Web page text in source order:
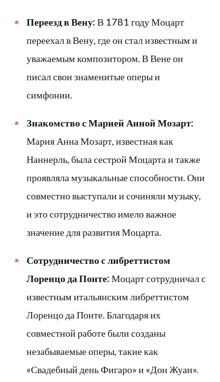
Переезд в Вену: В 1781 году Моцарт
переехал в Вену, где он стал известным и
уважаемым композитором. В Вене он
писал свои знаменитые оперы и
симфонии.
Знакомство с Марией Анной Мозарт:
Мария Анна Мозарт, известная как
Наннерль, была сестрой Моцарта и также
проявляла музыкальные способности. Они
совместно выступали и сочиняли музыку,
и это сотрудничество имело важное
значение для развития Моцарта.
Сотрудничество с либреттистом
Лоренцо да Понте: Моцарт сотрудничал с
известным итальянским либреттистом
Лоренцо да Понте. Благодаря их
совместной работе были созданы
незабываемые оперы, такие как
«Свадебный день Фигаро» и «Дон Жуан».